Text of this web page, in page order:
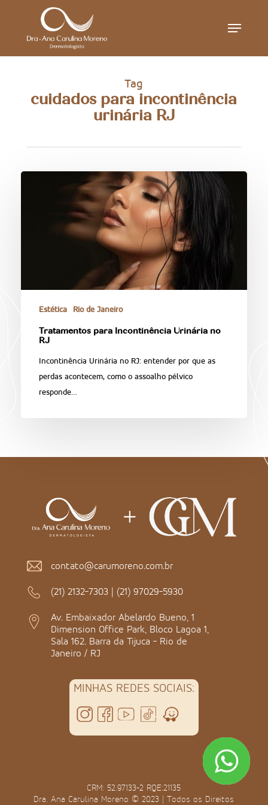
Menu
Tag
cuidados para incontinência
urinária RJ
Estética Rio de Janeiro
Tratamentos para Incontinência Urinária no
RJ
Incontinência Urinária no RJ: entender por que as
perdas acontecem, como o assoalho pélvico
responde…
contato@carumoreno.com.br
(21) 2132-7303 | (21) 97029-5930
Av. Embaixador Abelardo Bueno, 1
Dimension Office Park, Bloco Lagoa 1,
Sala 162. Barra da Tijuca - Rio de
Janeiro / RJ
MINHAS REDES SOCIAIS:
CRM: 52.97133-2 RQE:21135
Dra. Ana Carulina Moreno © 2023 | Todos os Direitos